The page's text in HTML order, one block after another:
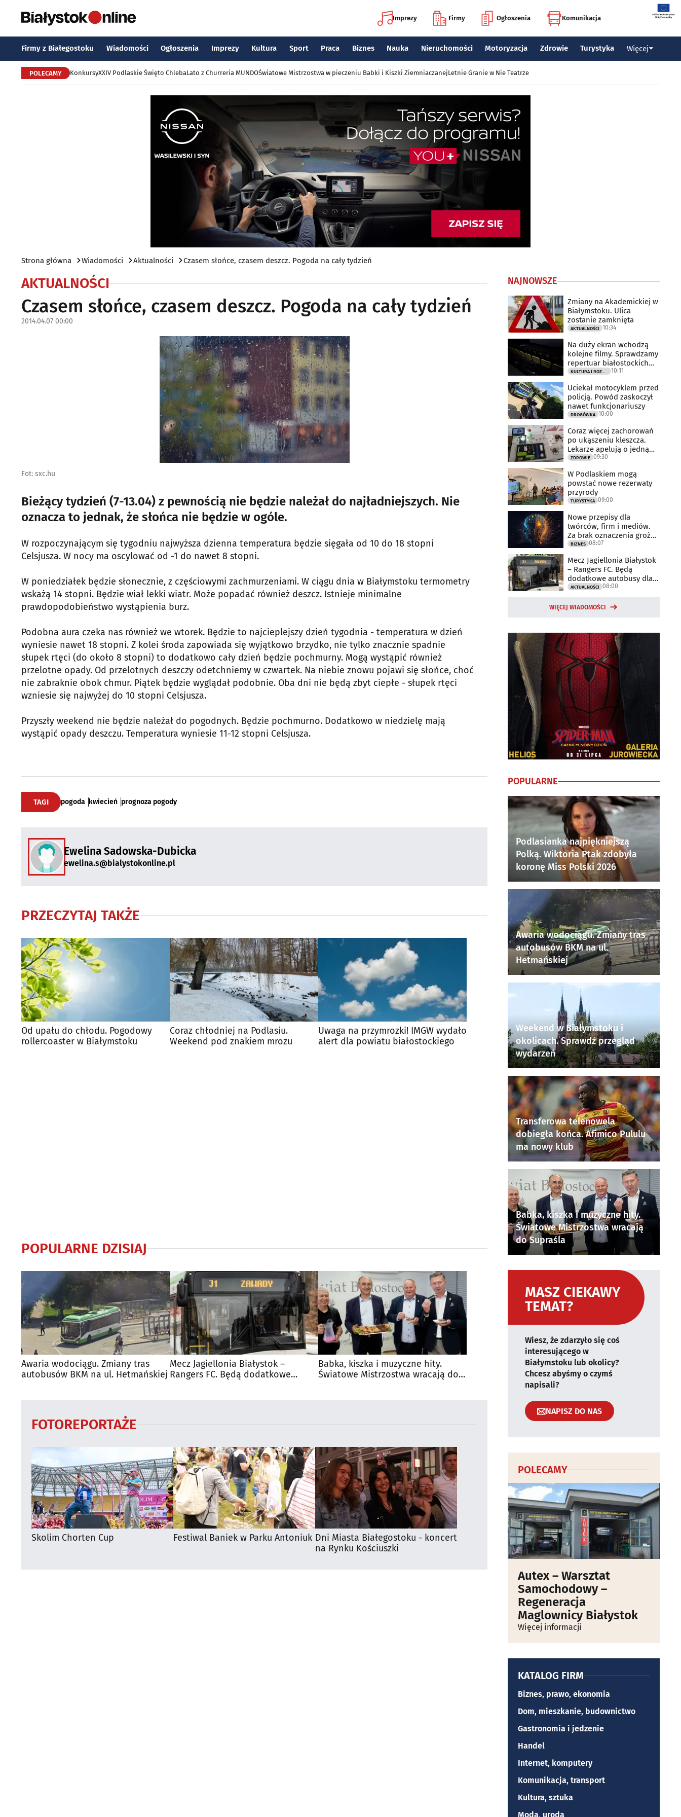
Imprezy Firmy Ogłoszenia Komunikacja
Firmy z Białegostoku Wiadomości Ogłoszenia Imprezy Kultura Sport Praca Biznes Nauka Nieruchomości Motoryzacja Zdrowie Turystyka Więcej
POLECAMY KonkursyXXIV Podlaskie Święto ChlebaLato z Churreria MUNDOŚwiatowe Mistrzostwa w pieczeniu Babki i Kiszki ZiemniaczanejLetnie Granie w Nie Teatrze
Strona główna Wiadomości Aktualności Czasem słońce, czasem deszcz. Pogoda na cały tydzień
AKTUALNOŚCI
Czasem słońce, czasem deszcz. Pogoda na cały tydzień
2014.04.07 00:00
Fot: sxc.hu
Bieżący tydzień (7-13.04) z pewnością nie będzie należał do najładniejszych. Nie
oznacza to jednak, że słońca nie będzie w ogóle.
W rozpoczynającym się tygodniu najwyższa dzienna temperatura będzie sięgała od 10 do 18 stopni
Celsjusza. W nocy ma oscylować od -1 do nawet 8 stopni.
W poniedziałek będzie słonecznie, z częściowymi zachmurzeniami. W ciągu dnia w Białymstoku termometry
wskażą 14 stopni. Będzie wiał lekki wiatr. Może popadać również deszcz. Istnieje minimalne
prawdopodobieństwo wystąpienia burz.
Podobna aura czeka nas również we wtorek. Będzie to najcieplejszy dzień tygodnia - temperatura w dzień
wyniesie nawet 18 stopni. Z kolei środa zapowiada się wyjątkowo brzydko, nie tylko znacznie spadnie
słupek rtęci (do około 8 stopni) to dodatkowo cały dzień będzie pochmurny. Mogą wystąpić również
przelotne opady. Od przelotnych deszczy odetchniemy w czwartek. Na niebie znowu pojawi się słońce, choć
nie zabraknie obok chmur. Piątek będzie wyglądał podobnie. Oba dni nie będą zbyt ciepłe - słupek rtęci
wzniesie się najwyżej do 10 stopni Celsjusza.
Przyszły weekend nie będzie należał do pogodnych. Będzie pochmurno. Dodatkowo w niedzielę mają
wystąpić opady deszczu. Temperatura wyniesie 11-12 stopni Celsjusza.
TAGI pogoda kwiecień prognoza pogody
Ewelina Sadowska-Dubicka
ewelina.s@bialystokonline.pl
PRZECZYTAJ TAKŻE
Od upału do chłodu. Pogodowy
rollercoaster w Białymstoku
Coraz chłodniej na Podlasiu.
Weekend pod znakiem mrozu
Uwaga na przymrozki! IMGW wydało
alert dla powiatu białostockiego
POPULARNE DZISIAJ
Awaria wodociągu. Zmiany tras
autobusów BKM na ul. Hetmańskiej
Mecz Jagiellonia Białystok –
Rangers FC. Będą dodatkowe
Babka, kiszka i muzyczne hity.
Światowe Mistrzostwa wracają do
FOTOREPORTAŻE
Skolim Chorten Cup Festiwal Baniek w Parku Antoniuk Dni Miasta Białegostoku - koncert
na Rynku Kościuszki
NAJNOWSZE
Zmiany na Akademickiej w
Białymstoku. Ulica
zostanie zamknięta
AKTUALNOŚCI 10:34
Na duży ekran wchodzą
kolejne filmy. Sprawdzamy
repertuar białostockich
kin
10:11
Uciekał motocyklem przed
policją. Powód zaskoczył
nawet funkcjonariuszy
DROGÓWKA 10:00
Coraz więcej zachorowań
po ukąszeniu kleszcza.
Lekarze apelują o jedną
rzecz
ZDROWIE 09:30
W Podlaskiem mogą
powstać nowe rezerwaty
przyrody
TURYSTYKA 09:00
Nowe przepisy dla
twórców, firm i mediów.
Za brak oznaczenia grożą
milionowe
BIZNES 08:07
Mecz Jagiellonia Białystok
– Rangers FC. Będą
dodatkowe autobusy dla
kibiców
AKTUALNOŚCI 08:00
WIĘCEJ WIADOMOŚCI
POPULARNE
Podlasianka najpiękniejszą
Polką. Wiktoria Ptak zdobyła
koronę Miss Polski 2026
Awaria wodociągu. Zmiany tras
autobusów BKM na ul.
Hetmańskiej
Weekend w Białymstoku i
okolicach. Sprawdź przegląd
wydarzeń
Transferowa telenowela
dobiegła końca. Afimico Pululu
ma nowy klub
Babka, kiszka i muzyczne hity.
Światowe Mistrzostwa wracają
do Supraśla
MASZ CIEKAWY
TEMAT?
Wiesz, że zdarzyło się coś
interesującego w
Białymstoku lub okolicy?
Chcesz abyśmy o czymś
napisali?
NAPISZ DO NAS
POLECAMY
Autex – Warsztat
Samochodowy –
Regeneracja
Maglownicy Białystok
Więcej informacji
KATALOG FIRM
Biznes, prawo, ekonomia
Dom, mieszkanie, budownictwo
Gastronomia i jedzenie
Handel
Internet, komputery
Komunikacja, transport
Kultura, sztuka
Moda, uroda